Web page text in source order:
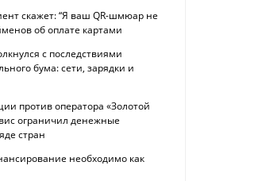
скажет: “Я ваш QR-шмюар не
об оплате картами
с последствиями
бума: сети, зарядки и
против оператора «Золотой
ограничил денежные
стран
необходимо как